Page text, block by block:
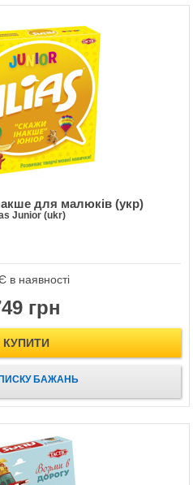
для малюків (укр)
Junior (ukr)
в наявності
грн
КУПИТИ
БАЖАНЬ